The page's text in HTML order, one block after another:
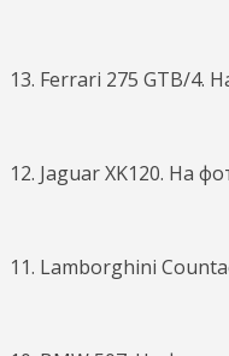
13. Ferrari 275 GTB/4.
12. Jaguar XK120. На
11. Lamborghini